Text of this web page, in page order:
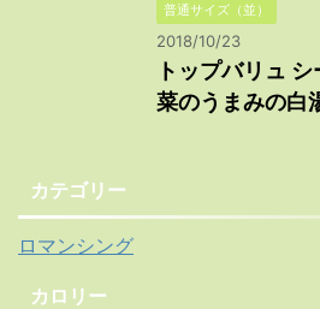
普通サイズ（並）
2018/10/23
トップバリュ
菜のうまみの白
カテゴリー
ロマンシング
カロリー